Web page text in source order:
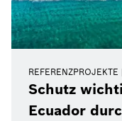
REFERENZPROJEKTE
Schutz
Ecuador